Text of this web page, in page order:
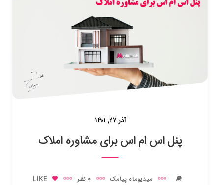
آذر ۲۷, ۱۴۰۱
پنل اس ام اس برای مشاوره املاک
میدیوماه پیامک 0 نظر LIKE